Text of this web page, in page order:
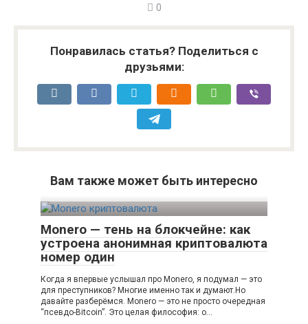
0
Понравилась статья? Поделиться с
друзьями:
Вам также может быть интересно
Monero — тень на блокчейне: как
устроена анонимная криптовалюта
номер один
Когда я впервые услышал про Monero, я подумал — это
для преступников? Многие именно так и думают.Но
давайте разберёмся. Monero — это не просто очередная
“псевдо-Bitcoin”. Это целая философия: о…